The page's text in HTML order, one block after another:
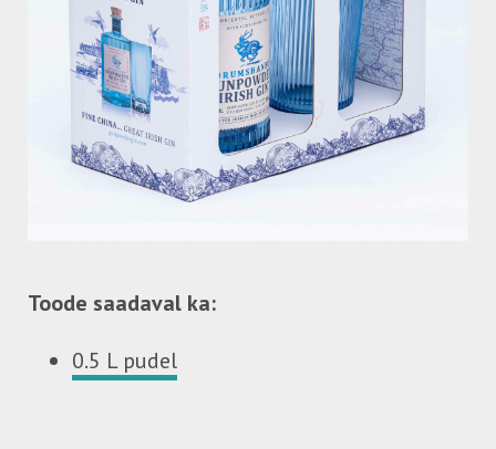
Toode saadaval ka:
0.5 L pudel